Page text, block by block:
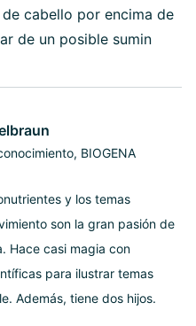
cabello por encima de
de un posible sumin
BIOGENA
y los temas
son la gran pasión de
Hace casi magia con
para ilustrar temas
Además, tiene dos hijos.